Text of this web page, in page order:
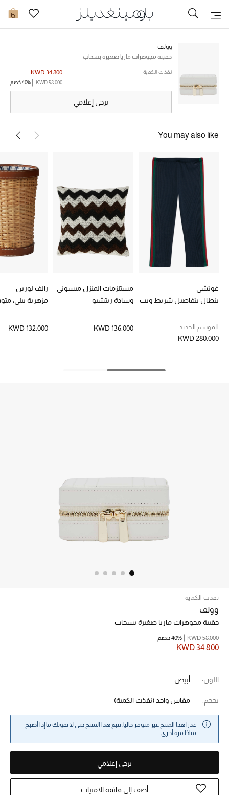
0 تخفيضات
جديد في الخصومات
مزيد من التخفيضات
الجمال
الأطفال
مستلزمات المنزل
خصم حتى 70%
تسوقوا الآن
ما وصلنا حديثاً
ما وصلنا حديثاً
جديد لدينا
نسوقوا أحدث ما وصلنا
عرض جميع المنتجات
خصومات
ما وصلنا حديثاً
الموسم الجديد
ركن أناقة المنتجعات
وولف
حقيبة مجوهرات ماريا صغيرة بسحاب
نفذت الكمية KWD 34.800
KWD 58.000 40% خصم
يرجى إعلامي
You may also like
غوتشي
بنطال بتفاصيل شريط ويب
الموسم الجديد
KWD 280.000
مستلزمات المنزل ميسوني
وسادة ريتشيو
KWD 136.000
رالف لورين
مزهرية بيلي،
KWD 132.000
نفذت الكمية
وولف
حقيبة مجوهرات ماريا صغيرة بسحاب
KWD 34.800
KWD 58.000 40% خصم
اللون: أبيض
بحجم: مقاس واحد(نفذت الكمية)
عذرا هذا المنتج غير متوفر حاليا. تتبع هذا المنتج حتى لا تفوتك ما إذا أصبح
متاحًا مرة أخرى.
يرجى إعلامي
أضف إلى قائمة الامنيات